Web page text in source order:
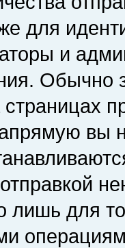
для
и
Обычно
страницах
вы
лишь для